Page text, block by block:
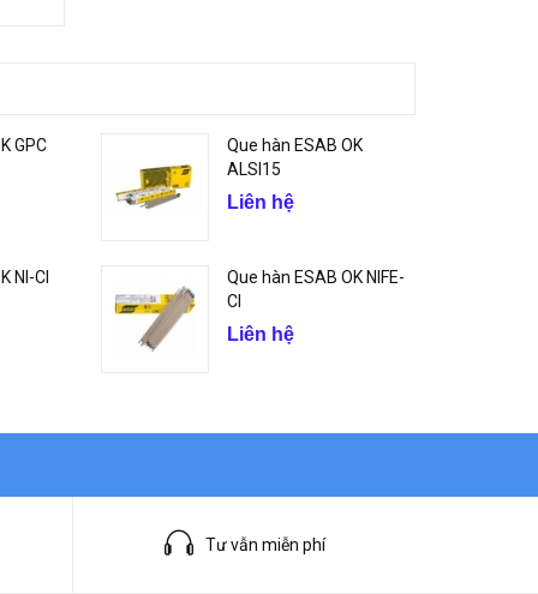
GPC
Que hàn ESAB OK
ALSI15
Liên hệ
NI-CI
Que hàn ESAB OK NIFE-
CI
Liên hệ
Tư vẫn miễn phí